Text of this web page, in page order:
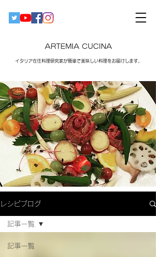
ARTEMIA CUCINA
イタリア在住料理研究家が簡単で美味しい料理をお届けします。​
レシピブログ
記事一覧
記事一覧